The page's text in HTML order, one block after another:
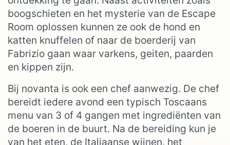
boogschieten en het mysterie van de Escape
Room oplossen kunnen ze ook de hond en
katten knuffelen of naar de boerderij van
Fabrizio gaan waar varkens, geiten, paarden
en kippen zijn.
Bij novanta is ook een chef aanwezig. De chef
bereidt iedere avond een typisch Toscaans
menu van 3 of 4 gangen met ingrediënten van
de boeren in de buurt. Na de bereiding kun je
van het eten, de Italiaanse wijnen, het